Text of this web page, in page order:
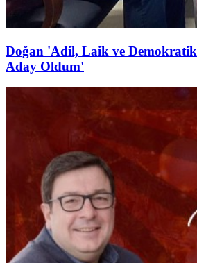
Doğan 'Adil, Laik ve
Aday Oldum'